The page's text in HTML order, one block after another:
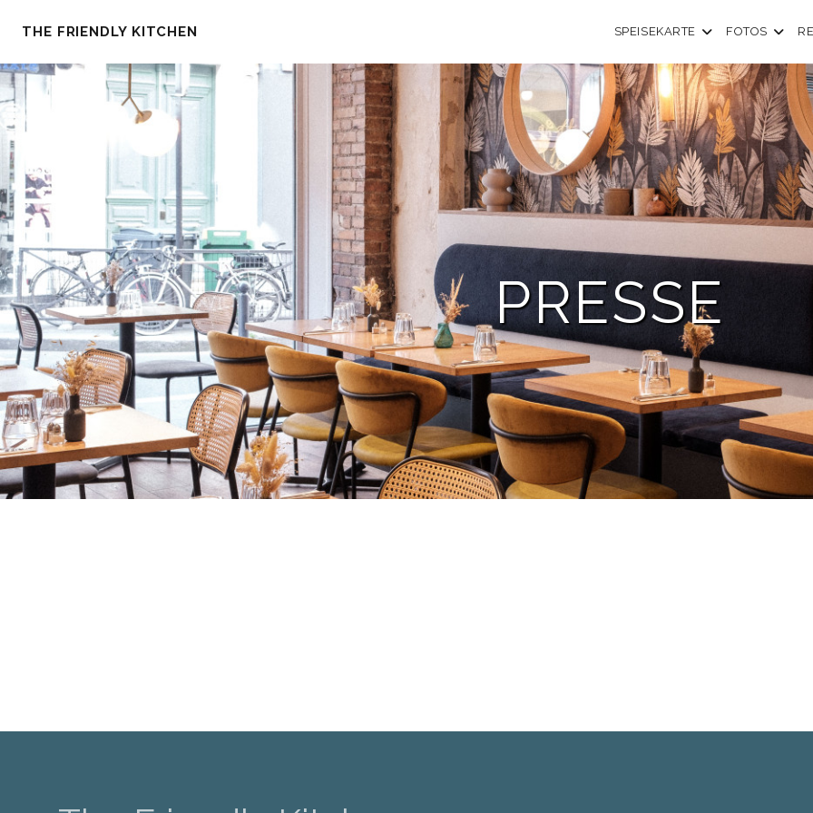
THE FRIENDLY KITCHEN SPEISEKARTE FOTOS
PRESSE